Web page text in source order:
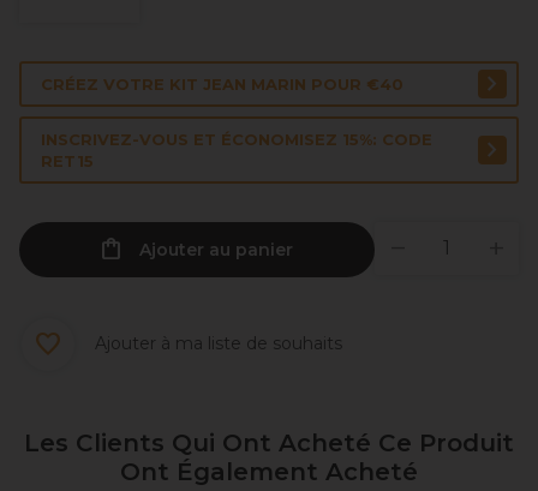
CRÉEZ VOTRE KIT JEAN MARIN POUR €40
INSCRIVEZ-VOUS ET ÉCONOMISEZ 15%: CODE
RET15
Ajouter au panier
Ajouter à ma liste de souhaits
Les Clients Qui Ont Acheté Ce Produit
Ont Également Acheté